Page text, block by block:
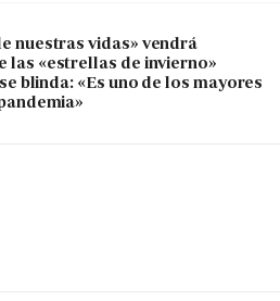
nuestras vidas» vendrá
las «estrellas de invierno»
blinda: «Es uno de los mayores